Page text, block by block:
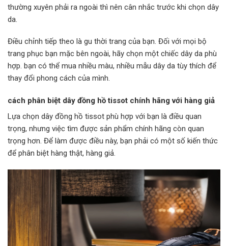
thường xuyên phải ra ngoài thì nên cân nhắc trước khi chọn dây
da.
Điều chỉnh tiếp theo là gu thời trang của bạn. Đối với mọi bộ
trang phục bạn mặc bên ngoài, hãy chọn một chiếc dây da phù
hợp. bạn có thể mua nhiều màu, nhiều mẫu dây da tùy thích để
thay đổi phong cách của mình.
cách phân biệt dây đồng hồ tissot chính hãng với hàng giả
Lựa chọn dây đồng hồ tissot phù hợp với bạn là điều quan
trọng, nhưng việc tìm được sản phẩm chính hãng còn quan
trọng hơn. Để làm được điều này, bạn phải có một số kiến ​​thức
để phân biệt hàng thật, hàng giả.